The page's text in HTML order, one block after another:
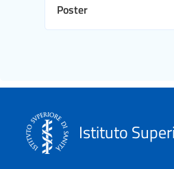
Poster
Istituto